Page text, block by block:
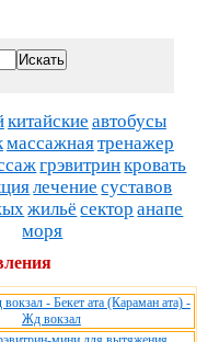
китайские автобусы
массажнаятренажер
грэвитринкровать
лечение суставов
жильё сектор анапе
моря